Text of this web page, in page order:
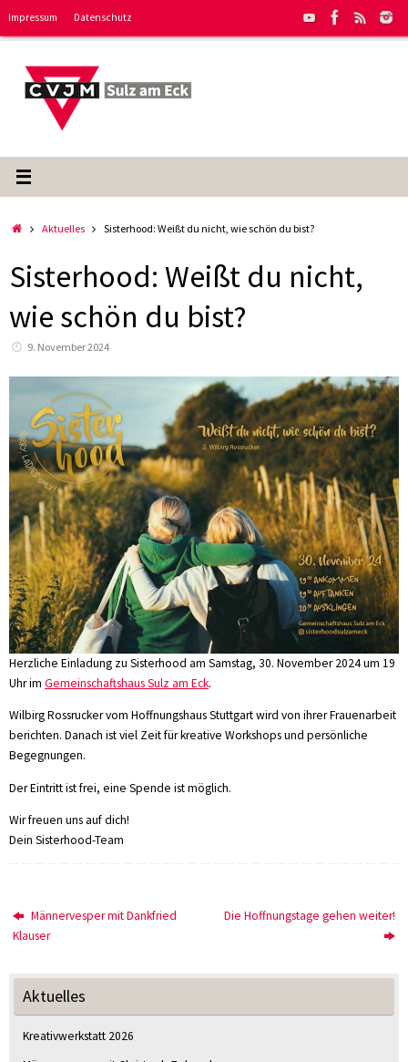
Impressum Datenschutz
StartAktuelles Sisterhood: Weißt du nicht, wie schön du bist?
Sisterhood: Weißt du nicht,
wie schön du bist?
9. November 2024
Herzliche Einladung zu Sisterhood am Samstag, 30. November 2024 um 19
Uhr im Gemeinschaftshaus Sulz am Eck.
Wilbirg Rossrucker vom Hoffnungshaus Stuttgart wird von ihrer Frauenarbeit
berichten. Danach ist viel Zeit für kreative Workshops und persönliche
Begegnungen.
Der Eintritt ist frei, eine Spende ist möglich.
Wir freuen uns auf dich!
Dein Sisterhood-Team
Männervesper mit Dankfried
Klauser
Die Hoffnungstage gehen weiter!
Aktuelles
Kreativwerkstatt 2026